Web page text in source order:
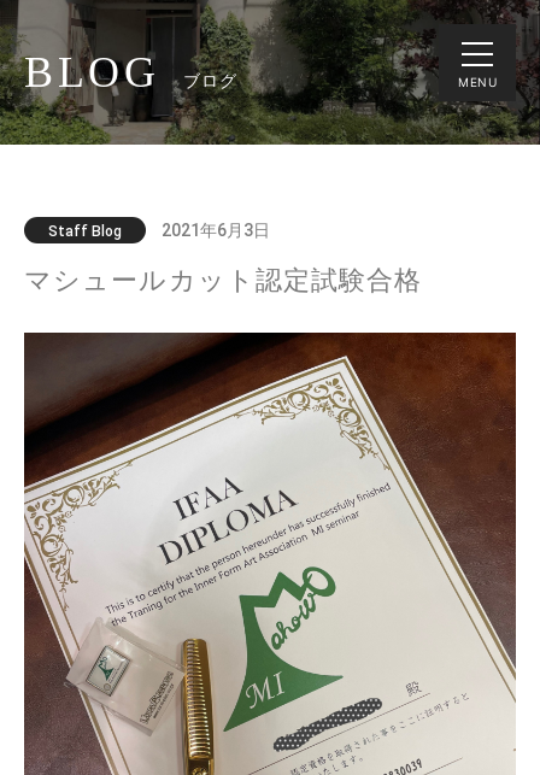
MENU
BLOG ブログ
Staff Blog 2021年6月3日
マシュールカット認定試験合格